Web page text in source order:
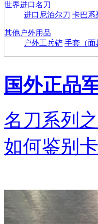
世界进口名刀
进口尼泊尔刀 卡巴系
其他户外用品
户外工兵铲 手套（面
国外正品
名刀系列
如何鉴别